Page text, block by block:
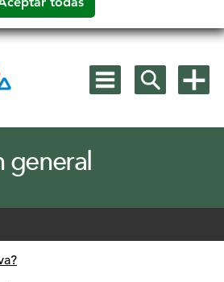
Mostrar
menú
Mostrar
buscadormás
general